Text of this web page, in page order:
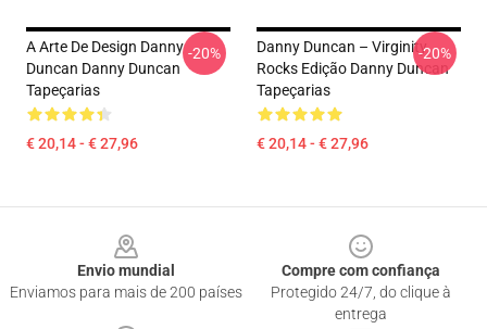
A Arte De Design Danny
Duncan Danny Duncan
Tapeçarias
€ 20,14 - € 27,96
-20%
Danny Duncan – Virginity
Rocks Edição Danny Duncan
Tapeçarias
€ 20,14 - € 27,96
-20%
Envio mundial
Enviamos para mais de 200 países
Compre com confiança
Protegido 24/7, do clique à
entrega